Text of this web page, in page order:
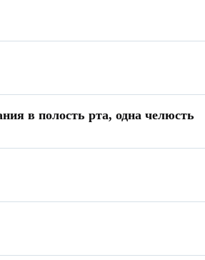
в полость рта, одна челюсть